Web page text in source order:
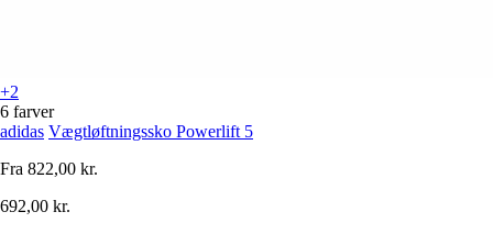
+2
6 farver
adidas Vægtløftningssko Powerlift 5
Fra 822,00 kr.
692,00 kr.